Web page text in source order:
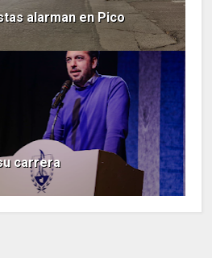
alarman en Pico
carrera